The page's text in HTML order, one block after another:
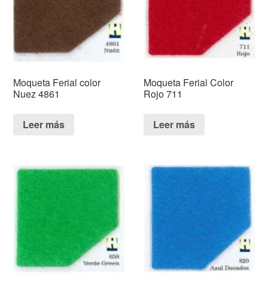
Moqueta Ferial color
Nuez 4861
Leer más
Moqueta Ferial Color
Rojo 711
Leer más